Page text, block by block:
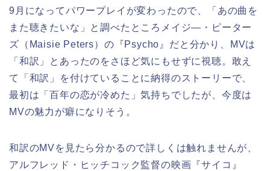
9月になってパワープレイが変わったので、「あの曲を
また聴きたいな」と調べたところメイジ―・ピーター
ズ（Maisie Peters）の『Psycho』だと分かり、MVは
「和訳」とあったのをさほど気にもせずに視聴。敢え
て「和訳」を付けていることに納得のストーリーで、
最初は「百年の恋が冷めた」気持ちでしたが、今度は
MVの魅力が癖になりそう。
和訳のMVを見たら分かるので詳しくは触れませんが、
アルフレッド・ヒッチコック監督の映画『サイコ』